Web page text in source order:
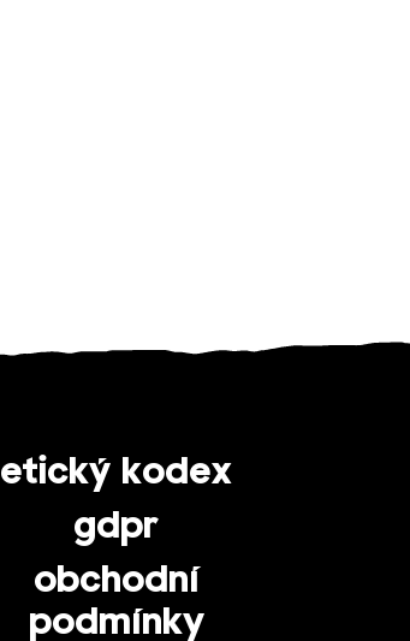
etický kodex
gdpr
obchodní
podmínky